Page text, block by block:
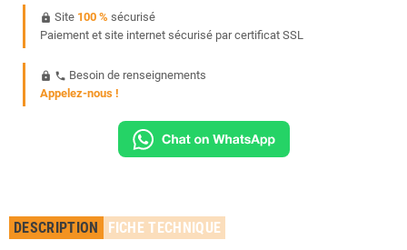
https Site 100 % sécurisé
Paiement et site internet sécurisé par certificat SSL
https phone Besoin de renseignements
Appelez-nous !
DESCRIPTION FICHE TECHNIQUE